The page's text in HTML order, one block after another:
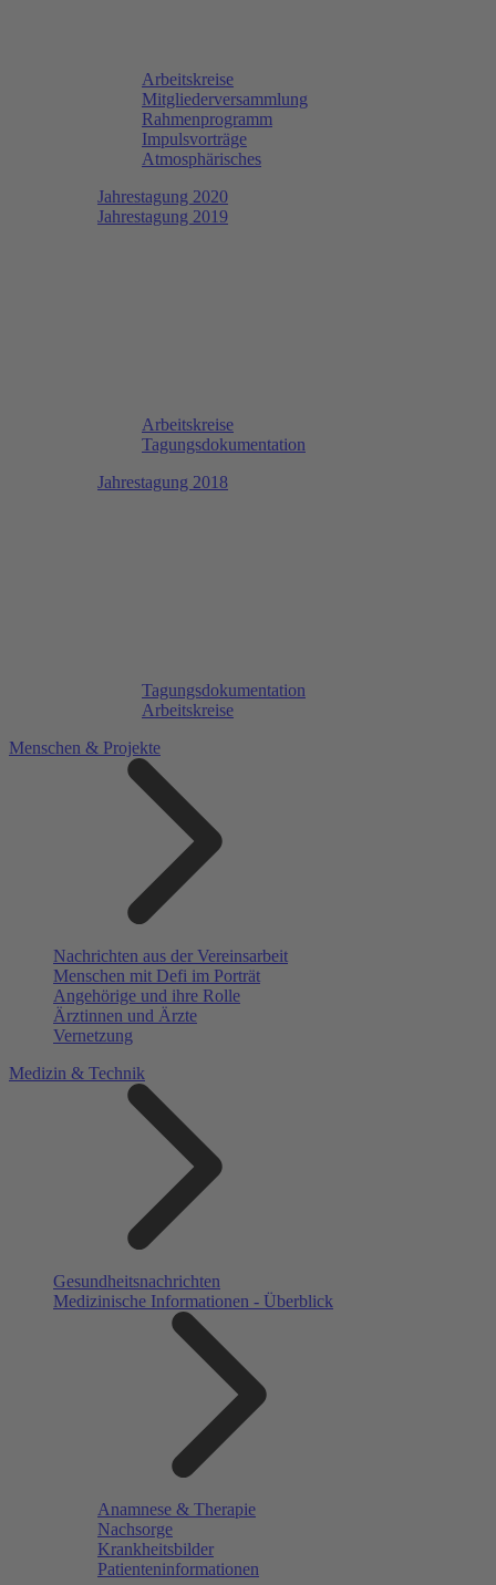
Arbeitskreise
Mitgliederversammlung
Rahmenprogramm
Impulsvorträge
Atmosphärisches
Jahrestagung 2020
Jahrestagung 2019
Arbeitskreise
Tagungsdokumentation
Jahrestagung 2018
Tagungsdokumentation
Arbeitskreise
Menschen & Projekte
Nachrichten aus der Vereinsarbeit
Menschen mit Defi im Porträt
Angehörige und ihre Rolle
Ärztinnen und Ärzte
Vernetzung
Medizin & Technik
Gesundheitsnachrichten
Medizinische Informationen - Überblick
Anamnese & Therapie
Nachsorge
Krankheitsbilder
Patienteninformationen